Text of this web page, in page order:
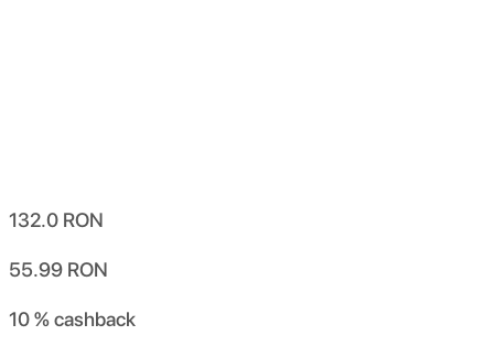
132.0 RON
55.99 RON
10 %cashback